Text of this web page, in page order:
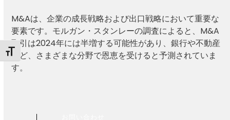
Toggle Font size
M&Aは、企業の成長戦略および出口戦略において重要な
要素です。モルガン・スタンレーの調査によると、M&A
取引は2024年には半増する可能性があり、銀行や不動産
など、さまざまな分野で恩恵を受けると予測されていま
す。